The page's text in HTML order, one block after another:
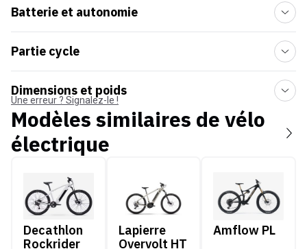
Batterie et autonomie
Partie cycle
Dimensions et poids
Une erreur ? Signalez-le !
Modèles similaires de vélo
électrique
Decathlon Rockrider E-EXPL 100
Decathlon
Rockrider
Lapierre
Overvolt HT
Amflow PL
Amflow PL